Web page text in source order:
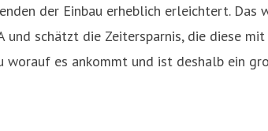
der Einbau erheblich erleichtert. Das
schätzt die Zeitersparnis, die diese mit
worauf es ankommt und ist deshalb ein